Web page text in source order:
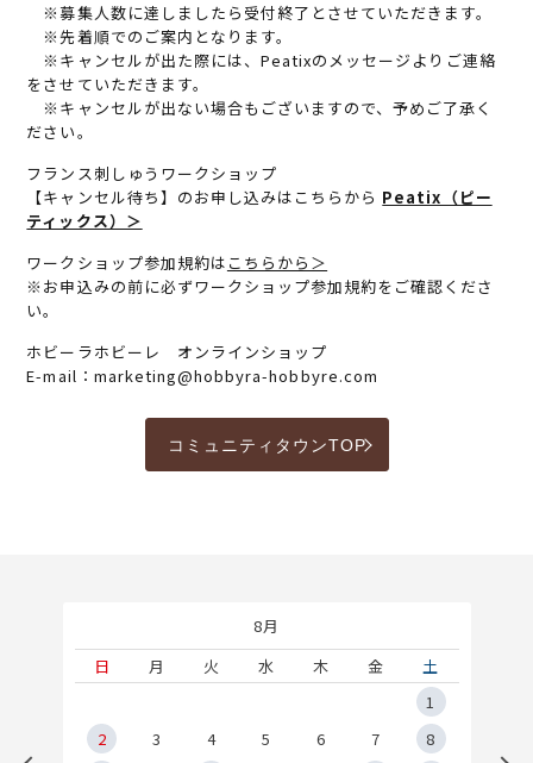
※募集人数に達しましたら受付終了とさせていただきます。
※先着順でのご案内となります。
※キャンセルが出た際には、Peatixのメッセージよりご連絡
をさせていただきます。
※キャンセルが出ない場合もございますので、予めご了承く
ださい。
フランス刺しゅうワークショップ
【キャンセル待ち】のお申し込みはこちらから Peatix（ピー
ティックス）＞
ワークショップ参加規約は こちらから＞
※お申込みの前に必ずワークショップ参加規約をご確認くださ
い。
ホビーラホビーレ オンラインショップ
E-mail：marketing@hobbyra-hobbyre.com
コミュニティタウンTOP
8月
日
月 火 水 木 金
土
1
2
3 4 5 6 7
8